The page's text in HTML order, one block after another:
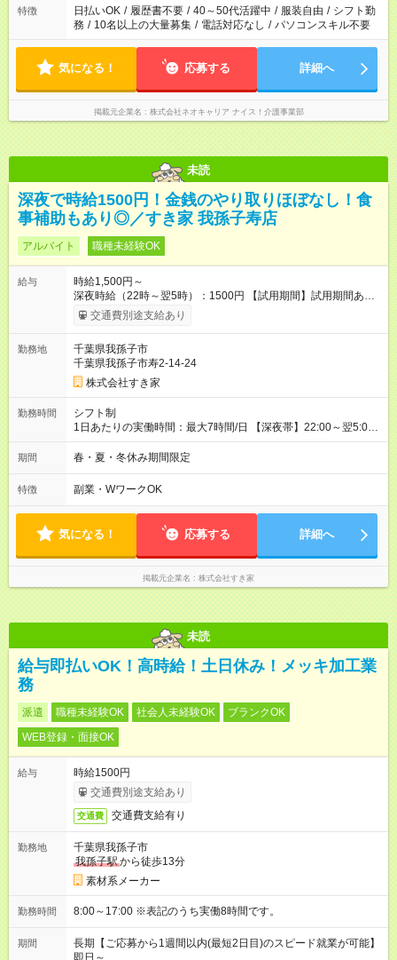
特徴 日払いOK / 履歴書不要 / 40～50代活躍中 / 服装自由 / シフト勤
務 / 10名以上の大量募集 / 電話対応なし / パソコンスキル不要
気になる！ 応募する 詳細へ
掲載元企業名 株式会社ネオキャリア ナイス！介護事業部
未読
深夜で時給1500円！金銭のやり取りほぼなし！食
事補助もあり◎／すき家 我孫子寿店
アルバイト 職種未経験OK
給与
時給1,500円～
深夜時給（22時～翌5時）：1500円 【試用期間】試用期間あり
試用期間の長さ：1ヶ月 雇用形態、給与は本採用時と同じです。
試用期間の実態は30日（※条件変更なし）ですが、切り上げで
同時給）
交通費別途支給あり
勤務地
千葉県我孫子市
千葉県我孫子市寿2-14-24
株式会社すき家
勤務時間
シフト制
1日あたりの実働時間：最大7時間/日 【深夜帯】22:00～翌5:00
週2日～・1日2h～OK◎ ※22:00から翌5:00までは18歳以上の方
のみ勤務可能です（18歳未満の深夜業務禁止のため） ★深夜で
す。 必ず、2名以上での勤務を行いますので、安心して働けま
す。
期間 春・夏・冬休み期間限定
特徴 副業・WワークOK
気になる！ 応募する 詳細へ
掲載元企業名 株式会社すき家
未読
給与即払いOK！高時給！土日休み！メッキ加工業
務
派遣 職種未経験OK 社会人未経験OK
ブランクOK
WEB登録・面接OK
給与
時給1500円
交通費別途支給あり
交通費 交通費支給有り
勤務地
千葉県我孫子市
我孫子駅から徒歩13分
素材系メーカー
勤務時間 8:00～17:00 ※表記のうち実働8時間です。
期間
長期【ご応募から1週間以内(最短2日目)のスピード就業が可能】
即日～